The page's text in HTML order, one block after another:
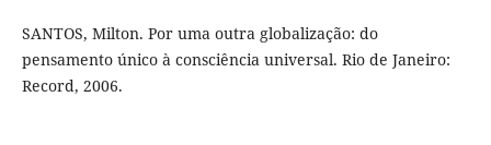
SANTOS, Milton. Por uma outra globalização: do
pensamento único à consciência universal. Rio de Janeiro:
Record, 2006.